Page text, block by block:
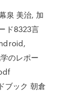
泉 美治, 加
ド8323言
のレポー
ブック 朝倉